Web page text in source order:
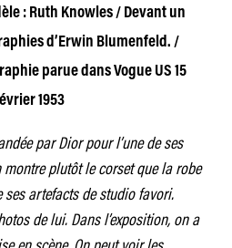
: Ruth Knowles / Devant un
d’Erwin Blumenfeld. /
parue dans Vogue US 15
1953
par Dior pour l’une de ses
plutôt le corset que la robe
ses artefacts de studio favori.
de lui. Dans l’exposition, on a
en scène. On peut voir les